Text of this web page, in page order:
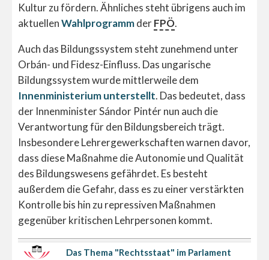
Kultur zu fördern. Ähnliches steht übrigens auch im
aktuellenWahlprogrammderFPÖ.
Auch das Bildungssystem steht zunehmend unter
Orbán- und Fidesz-Einfluss. Das ungarische
Bildungssystem wurde mittlerweile dem
Innenministerium unterstellt. Das bedeutet, dass
der Innenminister Sándor Pintér nun auch die
Verantwortung für den Bildungsbereich trägt.
Insbesondere Lehrergewerkschaften warnen davor,
dass diese Maßnahme die Autonomie und Qualität
des Bildungswesens gefährdet. Es besteht
außerdem die Gefahr, dass es zu einer verstärkten
Kontrolle bis hin zu repressiven Maßnahmen
gegenüber kritischen Lehrpersonen kommt.
Das Thema "Rechtsstaat" im Parlament